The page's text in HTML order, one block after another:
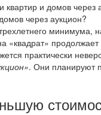
и домов через
через аукцион?
минимума,
практически
. Они планируют